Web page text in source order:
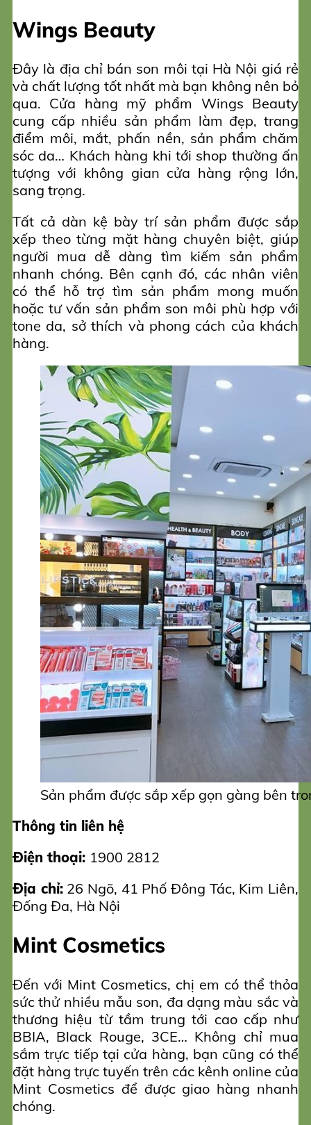
Wings Beauty
Đây là địa chỉ bán son môi tại Hà Nội giá rẻ
và chất lượng tốt nhất mà bạn không nên bỏ
qua. Cửa hàng mỹ phẩm Wings Beauty
cung cấp nhiều sản phẩm làm đẹp, trang
điểm môi, mắt, phấn nền, sản phẩm chăm
sóc da… Khách hàng khi tới shop thường ấn
tượng với không gian cửa hàng rộng lớn,
sang trọng.
Tất cả dàn kệ bày trí sản phẩm được sắp
xếp theo từng mặt hàng chuyên biệt, giúp
người mua dễ dàng tìm kiếm sản phẩm
nhanh chóng. Bên cạnh đó, các nhân viên
có thể hỗ trợ tìm sản phẩm mong muốn
hoặc tư vấn sản phẩm son môi phù hợp với
tone da, sở thích và phong cách của khách
hàng.
Sản phẩm được sắp xếp gọn gàng bên
Thông tin liên hệ
Điện thoại: 1900 2812
Địa chỉ:26 Ngõ, 41 Phố Đông Tác, Kim Liên,
Đống Đa, Hà Nội
Mint Cosmetics
Đến với Mint Cosmetics, chị em có thể thỏa
sức thử nhiều mẫu son, đa dạng màu sắc và
thương hiệu từ tầm trung tới cao cấp như
BBIA, Black Rouge, 3CE… Không chỉ mua
sắm trực tiếp tại cửa hàng, bạn cũng có thể
đặt hàng trực tuyến trên các kênh online của
Mint Cosmetics để được giao hàng nhanh
chóng.